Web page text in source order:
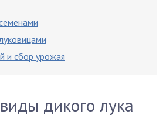
и сбор урожая
дикого лука